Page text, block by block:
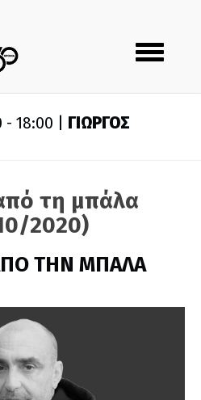
Toggle
navigation
- 18:00 | ΓΙΩΡΓΟΣ
τη μπάλα
2020)
ΤΗΝ ΜΠΑΛΑ